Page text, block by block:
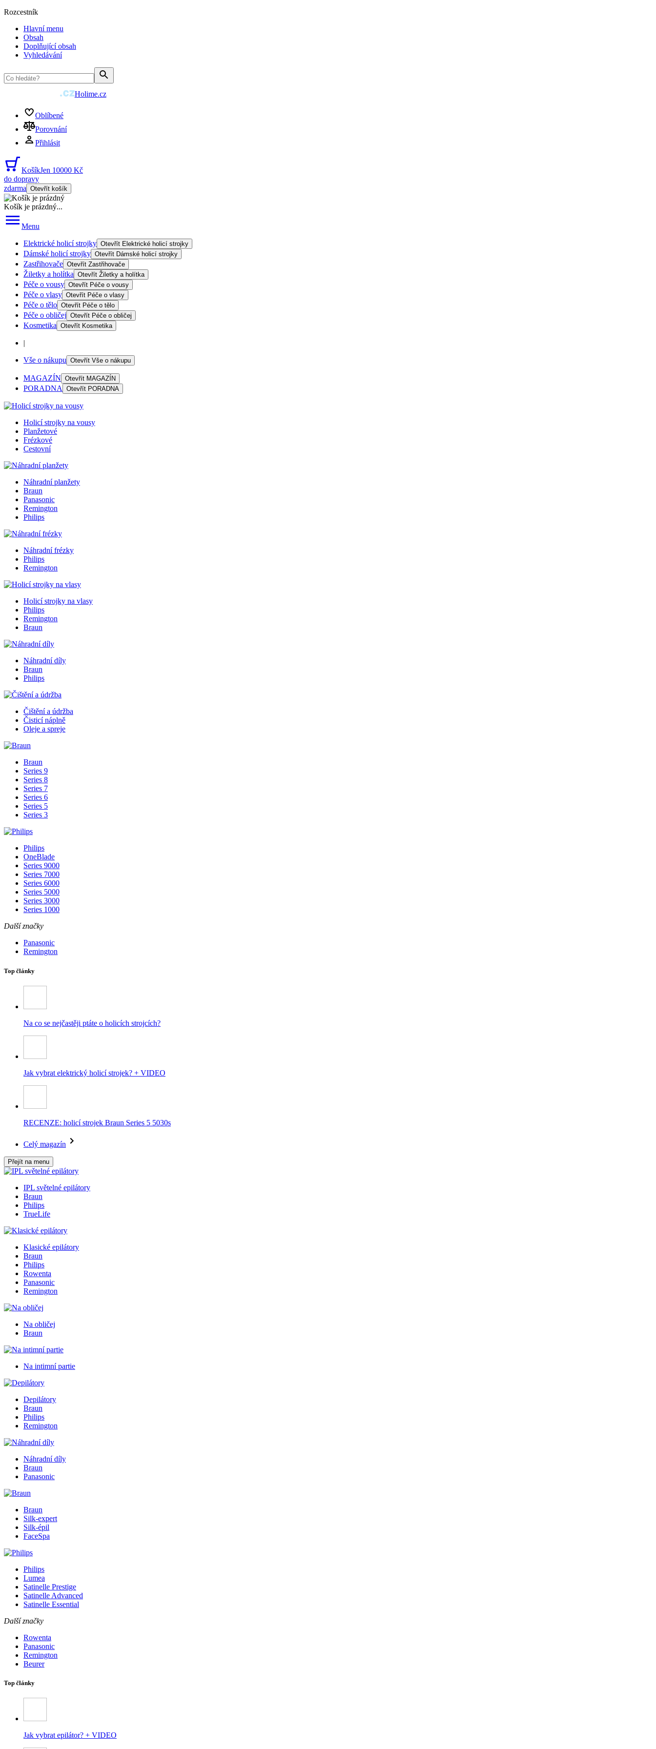
Rozcestník
Hlavní menu
Obsah
Doplňující obsah
Vyhledávání
Holime.cz
Oblíbené
Porovnání
Přihlásit
KošíkJen 10000 Kč
do dopravy
zdarma Otevřít košík
Košík je prázdný...
Menu
Elektrické holicí strojky Otevřít Elektrické holicí strojky
Dámské holicí strojky Otevřít Dámské holicí strojky
Zastřihovače Otevřít Zastřihovače
Žiletky a holítka Otevřít Žiletky a holítka
Péče o vousy Otevřít Péče o vousy
Péče o vlasy Otevřít Péče o vlasy
Péče o tělo Otevřít Péče o tělo
Péče o obličej Otevřít Péče o obličej
Kosmetika Otevřít Kosmetika
|
Vše o nákupu Otevřít Vše o nákupu
MAGAZÍN Otevřít MAGAZÍN
PORADNA Otevřít PORADNA
Holicí strojky na vousy
Planžetové
Frézkové
Cestovní
Náhradní planžety
Braun
Panasonic
Remington
Philips
Náhradní frézky
Philips
Remington
Holicí strojky na vlasy
Philips
Remington
Braun
Náhradní díly
Braun
Philips
Čištění a údržba
Čisticí náplně
Oleje a spreje
Braun
Series 9
Series 8
Series 7
Series 6
Series 5
Series 3
Philips
OneBlade
Series 9000
Series 7000
Series 6000
Series 5000
Series 3000
Series 1000
Další značky
Panasonic
Remington
Top články
Na co se nejčastěji ptáte o holicích strojcích?
Jak vybrat elektrický holicí strojek? + VIDEO
RECENZE: holicí strojek Braun Series 5 5030s
Celý magazín
Přejít na menu
IPL světelné epilátory
Braun
Philips
TrueLife
Klasické epilátory
Braun
Philips
Rowenta
Panasonic
Remington
Na obličej
Braun
Na intimní partie
Depilátory
Braun
Philips
Remington
Náhradní díly
Braun
Panasonic
Braun
Silk-expert
Silk-épil
FaceSpa
Philips
Lumea
Satinelle Prestige
Satinelle Advanced
Satinelle Essential
Další značky
Rowenta
Panasonic
Remington
Beurer
Top články
Jak vybrat epilátor? + VIDEO